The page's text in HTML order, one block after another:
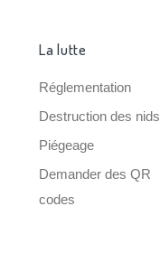
La lutte
Réglementation
Destruction des nids
Piégeage
Demander des QR
codes